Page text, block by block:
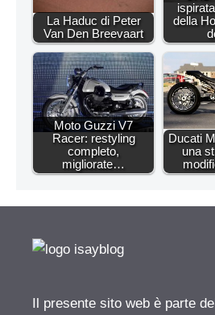
La Haduc di Peter
Van Den Breevaart
della
Moto Guzzi V7
Racer: restyling
completo,
migliorate…
Ducati
una
Il presente sito web è parte